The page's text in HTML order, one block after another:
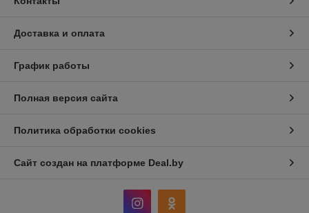
Доставка и оплата
График работы
Полная версия сайта
Политика обработки cookies
Сайт создан на платформе Deal.by